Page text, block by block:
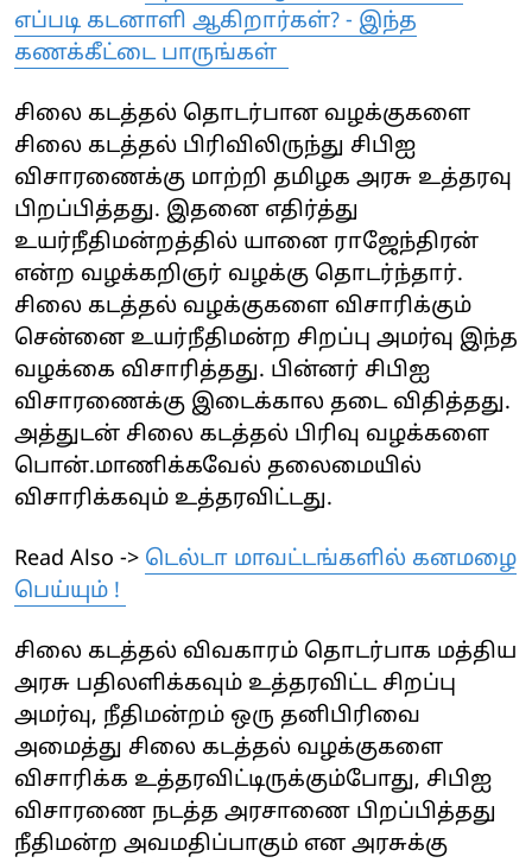
எப்படி கடனாளி ஆகிறார்கள்? - இந்த
கணக்கீட்டை பாருங்கள்
சிலை கடத்தல் தொடர்பான வழக்குகளை
சிலை கடத்தல் பிரிவிலிருந்து சிபிஐ
விசாரணைக்கு மாற்றி தமிழக அரசு உத்தரவு
பிறப்பித்தது. இதனை எதிர்த்து
உயர்நீதிமன்றத்தில் யானை ராஜேந்திரன்
என்ற வழக்கறிஞர் வழக்கு தொடர்ந்தார்.
சிலை கடத்தல் வழக்குகளை விசாரிக்கும்
சென்னை உயர்நீதிமன்ற சிறப்பு அமர்வு இந்த
வழக்கை விசாரித்தது. பின்னர் சிபிஐ
விசாரணைக்கு இடைக்கால தடை விதித்தது.
அத்துடன் சிலை கடத்தல் பிரிவு வழக்களை
பொன்.மாணிக்கவேல் தலைமையில்
விசாரிக்கவும் உத்தரவிட்டது.
Read Also -> டெல்டா மாவட்டங்களில் கனமழை
பெய்யும் !
சிலை கடத்தல் விவகாரம் தொடர்பாக மத்திய
அரசு பதிலளிக்கவும் உத்தரவிட்ட சிறப்பு
அமர்வு, நீதிமன்றம் ஒரு தனிபிரிவை
அமைத்து சிலை கடத்தல் வழக்குகளை
விசாரிக்க உத்தரவிட்டிருக்கும்போது, சிபிஐ
விசாரணை நடத்த அரசாணை பிறப்பித்தது
நீதிமன்ற அவமதிப்பாகும் என அரசுக்கு